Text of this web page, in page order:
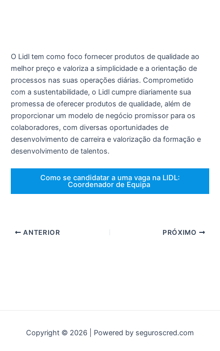
O Lidl tem como foco fornecer produtos de qualidade ao
melhor preço e valoriza a simplicidade e a orientação de
processos nas suas operações diárias. Comprometido
com a sustentabilidade, o Lidl cumpre diariamente sua
promessa de oferecer produtos de qualidade, além de
proporcionar um modelo de negócio promissor para os
colaboradores, com diversas oportunidades de
desenvolvimento de carreira e valorização da formação e
desenvolvimento de talentos.
Como se candidatar a uma vaga na LIDL:
Coordenador de Equipa
ANTERIOR PRÓXIMO
Copyright © 2026 | Powered by seguroscred.com